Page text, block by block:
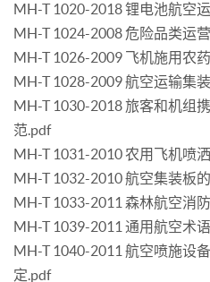
MH-T 1020-2018 锂电池航空
MH-T 1024-2008 危险品类运
MH-T 1026-2009 飞机施用农
MH-T 1028-2009 航空运输集
MH-T 1030-2018 旅客和机组
范.pdf
MH-T 1031-2010 农用飞机喷
MH-T 1032-2010 航空集装板
MH-T 1033-2011 森林航空消
MH-T 1039-2011 通用航空术
MH-T 1040-2011 航空喷施设
定.pdf